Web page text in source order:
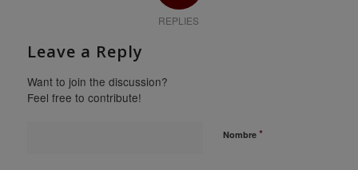
REPLIES
Leave a Reply
Want to join the discussion?
Feel free to contribute!
Nombre *